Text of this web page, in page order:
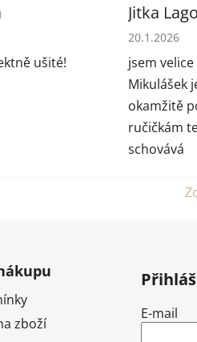
je 5 z 5 hvězdiček.
ušité!
Jitka
Hodnocení
20.1.2026
jsem
Mikulášek
okamžitě
ručičkám
schovává
zboží
E-mail